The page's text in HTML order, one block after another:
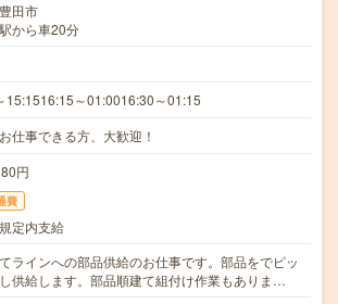
田市
から車20分
15:1516:15～01:0016:30～01:15
仕事できる方、大歓迎！
円
費
定内支給
ラインへの部品供給のお仕事です。部品をでピッ
供給します。部品順建て組付け作業もありま…